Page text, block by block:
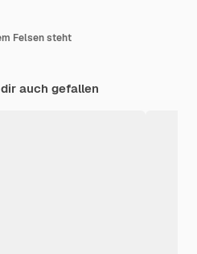
Felsen steht
auch gefallen